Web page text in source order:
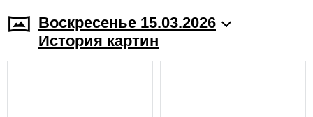
Воскресенье 15.03.2026
История картин